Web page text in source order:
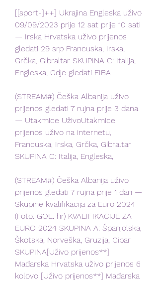
[[sport-]++] Ukrajina Engleska uživo
09/09/2023 prije 12 sat prije 10 sati
— Irska Hrvatska uživo prijenos
gledati 29 srp Francuska, Irska,
Grčka, Gibraltar SKUPINA C: Italija,
Engleska, Gdje gledati FIBA
(STREAM#) Češka Albanija uživo
prijenos gledati 7 rujna prije 3 dana
— Utakmice UživoUtakmice
prijenos uživo na internetu,
Francuska, Irska, Grčka, Gibraltar
SKUPINA C: Italija, Engleska,
(STREAM#) Češka Albanija uživo
prijenos gledati 7 rujna prije 1 dan —
Skupine kvalifikacija za Euro 2024
(Foto: GOL. hr) KVALIFIKACIJE ZA
EURO 2024 SKUPINA A: Španjolska,
Škotska, Norveška, Gruzija, Cipar
SKUPINA[Uživo prijenos**]
Mađarska Hrvatska uživo prijenos 6
kolovo [Uživo prijenos**] Mađarska